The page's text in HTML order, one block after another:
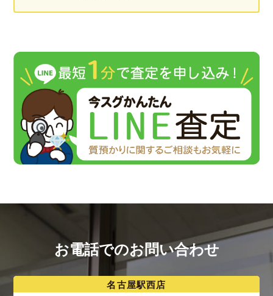
お電話でのお問い合わせ
名古屋駅西店